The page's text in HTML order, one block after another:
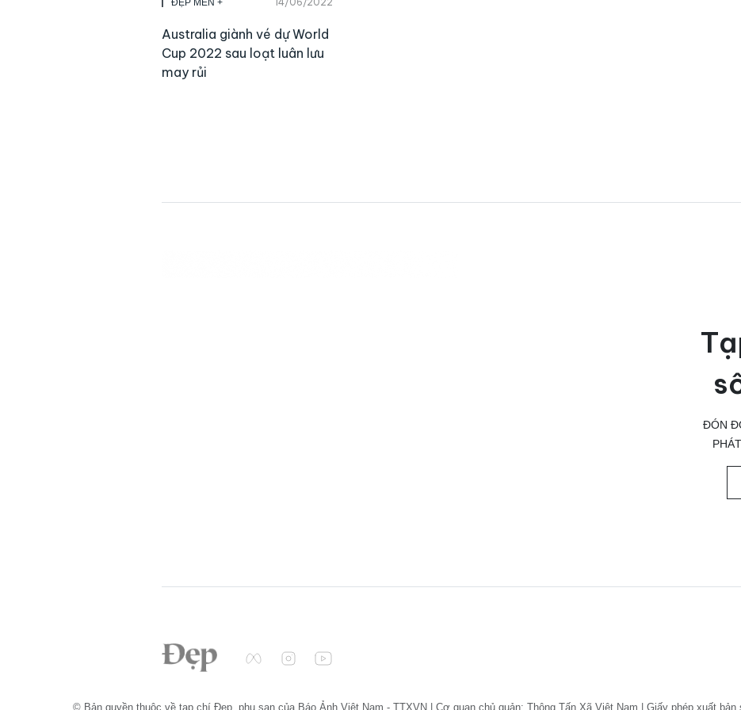
Australia giành vé dự World
Cup 2022 sau loạt luân lưu
may rủi
ĐÓN
© Bản quyền thuộc về tạp chí Đẹp, phụ san của Báo Ảnh Việt Nam - TTXVN | Cơ quan chủ quản: Thông Tấn Xã Việt Nam | Giấy phép xuất